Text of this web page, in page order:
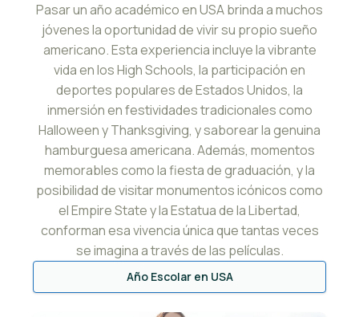
Pasar un año académico en USA brinda a muchos
jóvenes la oportunidad de vivir su propio sueño
americano. Esta experiencia incluye la vibrante
vida en los High Schools, la participación en
deportes populares de Estados Unidos, la
inmersión en festividades tradicionales como
Halloween y Thanksgiving, y saborear la genuina
hamburguesa americana. Además, momentos
memorables como la fiesta de graduación, y la
posibilidad de visitar monumentos icónicos como
el Empire State y la Estatua de la Libertad,
conforman esa vivencia única que tantas veces
se imagina a través de las películas.
Año Escolar en USA